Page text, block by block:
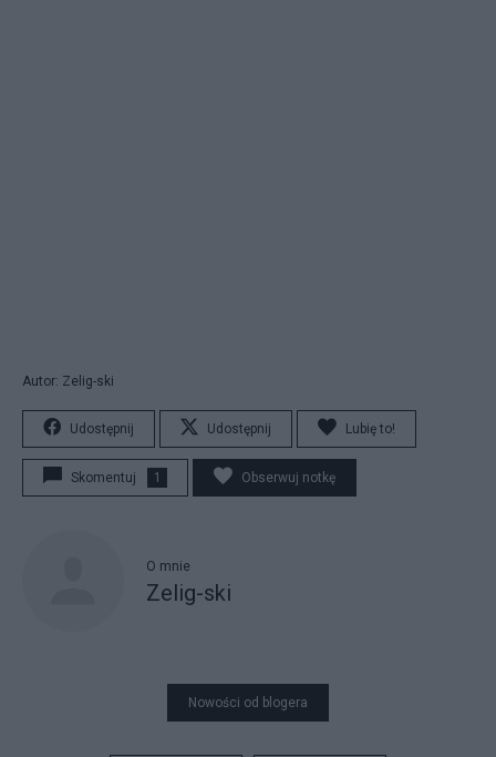
Autor: Zelig-ski
Udostępnij Udostępnij Lubię to!
Skomentuj 1 Obserwuj notkę
O mnie
Zelig-ski
Nowości od blogera